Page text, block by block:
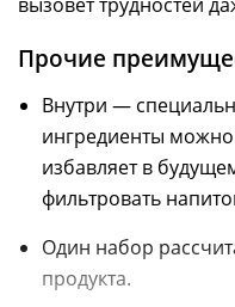
Прочие
Внутри —
ингредиенты можно
избавляет в
фильтровать
Один набор
продукта.